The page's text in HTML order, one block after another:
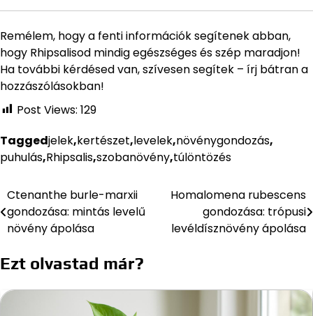
Remélem, hogy a fenti információk segítenek abban,
hogy Rhipsalisod mindig egészséges és szép maradjon!
Ha további kérdésed van, szívesen segítek – írj bátran a
hozzászólásokban!
Post Views: 129
Taggedjelek,kertészet,levelek,növénygondozás,
puhulás,Rhipsalis,szobanövény,túlöntözés
Bejegyzés
navigáció
Ctenanthe burle-marxii
gondozása: mintás levelű
növény ápolása
Homalomena rubescens
gondozása: trópusi
levéldísznövény ápolása
Ezt olvastad már?